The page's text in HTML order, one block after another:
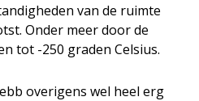
van de ruimte
Onder meer door de
tot -250 graden Celsius.
overigens wel heel erg